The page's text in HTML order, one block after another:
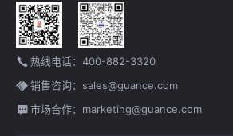
热线电话：400-882-3320
销售咨询：sales@guance.com
市场合作：marketing@guance.com